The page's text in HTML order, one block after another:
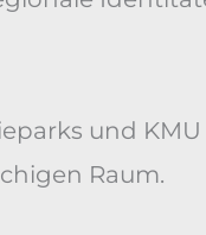
und
Raum.